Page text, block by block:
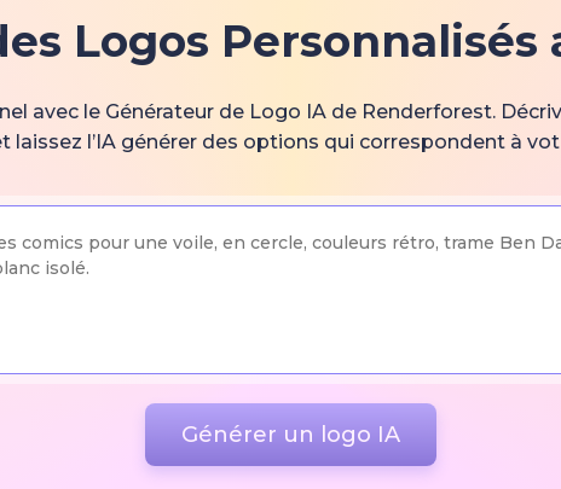
Logos Personnalisés
avec le Générateur de Logo IA de Renderforest.
laissez l’IA générer des options qui correspondent à
Générer un logo IA